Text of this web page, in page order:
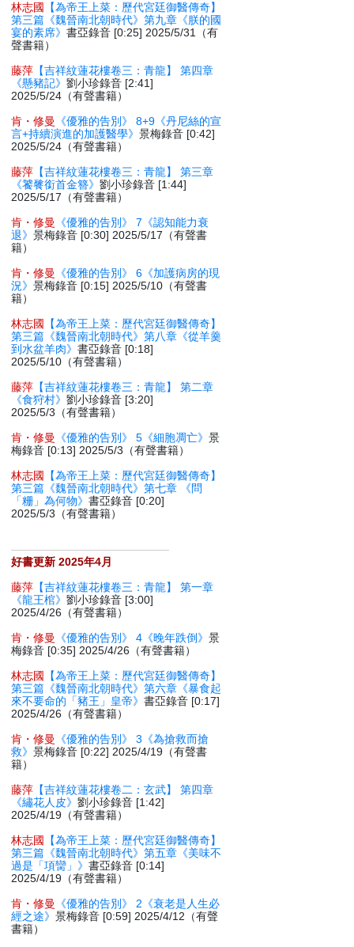
林志國
【為帝王上菜：歷代宮廷御醫傳奇】
第三篇《魏晉南北朝時代》第九章《朕的國
宴的素席》書亞錄音 [0:25] 2025/5/31（有
聲書籍）
藤萍 【吉祥紋蓮花樓卷三：青龍】 第四章
《懸豬記》劉小珍錄音 [2:41]
2025/5/24（有聲書籍）
肯・修曼
《優雅的告別》 8+9《丹尼絲的宣
言+持續演進的加護醫學》景梅錄音 [0:42]
2025/5/24（有聲書籍）
藤萍 【吉祥紋蓮花樓卷三：青龍】 第三章
《饕餮銜首金簪》劉小珍錄音 [1:44]
2025/5/17（有聲書籍）
肯・修曼
《優雅的告別》 7《認知能力衰
退》景梅錄音 [0:30] 2025/5/17（有聲書
籍）
肯・修曼
《優雅的告別》 6《加護病房的現
況》景梅錄音 [0:15] 2025/5/10（有聲書
籍）
林志國
【為帝王上菜：歷代宮廷御醫傳奇】
第三篇《魏晉南北朝時代》第八章《從羊羹
到水盆羊肉》書亞錄音 [0:18]
2025/5/10（有聲書籍）
藤萍 【吉祥紋蓮花樓卷三：青龍】 第二章
《食狩村》劉小珍錄音 [3:20]
2025/5/3（有聲書籍）
肯・修曼
《優雅的告別》 5《細胞凋亡》景
梅錄音 [0:13] 2025/5/3（有聲書籍）
林志國
【為帝王上菜：歷代宮廷御醫傳奇】
第三篇《魏晉南北朝時代》第七章 《問
「粣」為何物》書亞錄音 [0:20]
2025/5/3（有聲書籍）
好書更新 2025年4月
藤萍 【吉祥紋蓮花樓卷三：青龍】 第一章
《龍王棺》劉小珍錄音 [3:00]
2025/4/26（有聲書籍）
肯・修曼
《優雅的告別》 4《晚年跌倒》景
梅錄音 [0:35] 2025/4/26（有聲書籍）
林志國
【為帝王上菜：歷代宮廷御醫傳奇】
第三篇《魏晉南北朝時代》第六章《暴食起
來不要命的「豬王」皇帝》書亞錄音 [0:17]
2025/4/26（有聲書籍）
肯・修曼
《優雅的告別》 3《為搶救而搶
救》景梅錄音 [0:22] 2025/4/19（有聲書
籍）
藤萍 【吉祥紋蓮花樓卷二：玄武】 第四章
《繡花人皮》劉小珍錄音 [1:42]
2025/4/19（有聲書籍）
林志國
【為帝王上菜：歷代宮廷御醫傳奇】
第三篇《魏晉南北朝時代》第五章《美味不
過是「項臠」》書亞錄音 [0:14]
2025/4/19（有聲書籍）
肯・修曼
《優雅的告別》 2《衰老是人生必
經之途》景梅錄音 [0:59] 2025/4/12（有聲
書籍）